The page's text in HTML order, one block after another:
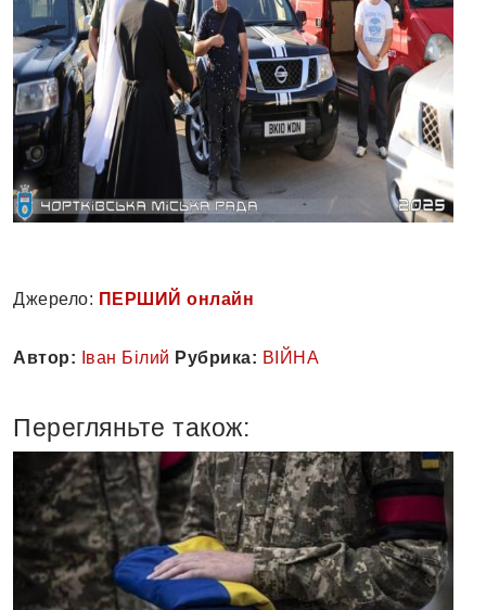
Джерело: ПЕРШИЙ онлайн
Автор: Іван Білий Рубрика: ВІЙНА
Перегляньте також: